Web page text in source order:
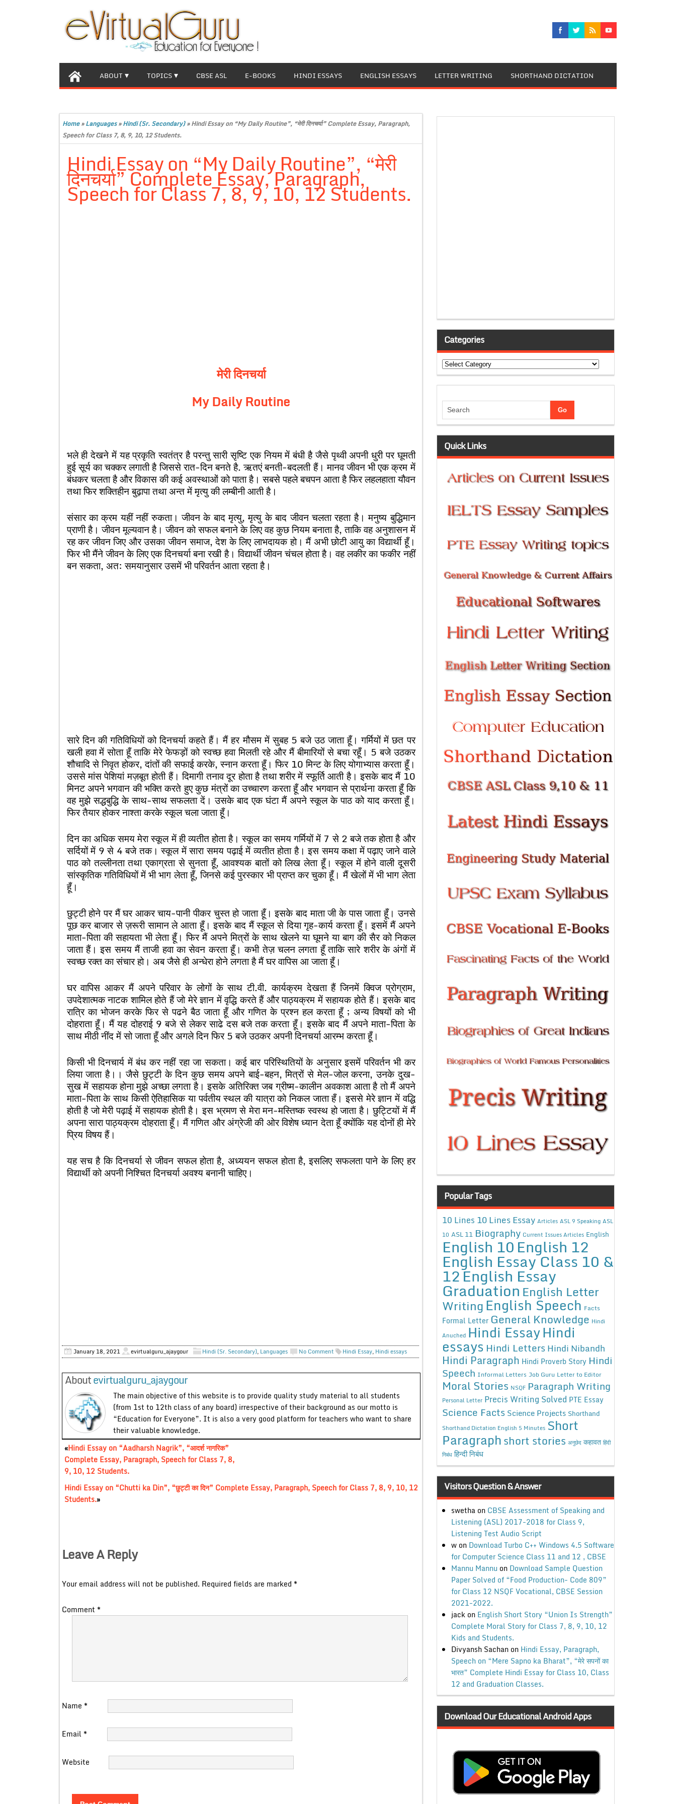
ABOUT TOPICS CBSE ASL E-BOOKS HINDI ESSAYS ENGLISH ESSAYS LETTER WRITING SHORTHAND DICTATION
Home»Languages»Hindi (Sr. Secondary)»Hindi Essay on “My Daily Routine”, “मेरी दिनचर्या” Complete Essay, Paragraph,
Speech for Class 7, 8, 9, 10, 12 Students.
Hindi Essay on “My Daily Routine”, “मेरी
दिनचर्या” Complete Essay, Paragraph,
Speech for Class 7, 8, 9, 10, 12 Students.
मेरीदिनचर्या
My Daily Routine
भले ही देखने में यह प्रकृति स्वतंत्र है परन्तु सारी सृष्टि एक नियम में बंधी है जैसे पृथ्वी अपनी धुरी पर घूमती
हुई सूर्य का चक्कर लगाती है जिससे रात-दिन बनते है. ऋतएं बनती-बदलती हैं। मानव जीवन भी एक क्रम में
बंधकर चलता है और विकास की कई अवस्थाओं को पाता है। सबसे पहले बचपन आता है फिर लहलहाता यौवन
तथा फिर शक्तिहीन बुढ़ापा तथा अन्त में मृत्यु की लम्बीनी आती है।
संसार का क्रम यहीं नहीं रुकता। जीवन के बाद मृत्यु, मृत्यु के बाद जीवन चलता रहता है। मनुष्य बुद्धिमान
प्राणी है। जीवन मूल्यवान है। जीवन को सफल बनाने के लिए वह कुछ नियम बनाता है, ताकि वह अनुशासन में
रह कर जीवन जिए और उसका जीवन समाज, देश के लिए लाभदायक हो। मैं अभी छोटी आयु का विद्यार्थी हूँ।
फिर भी मैंने जीवन के लिए एक दिनचर्या बना रखी है। विद्यार्थी जीवन चंचल होता है। वह लकीर का फकीर नहीं
बन सकता, अत: समयानुसार उसमें भी परिवर्तन आता रहता है।
सारे दिन की गतिविधियों को दिनचर्या कहते हैं। मैं हर मौसम में सुबह 5 बजे उठ जाता हूँ। गर्मियों में छत पर
खली हवा में सोता हूँ ताकि मेरे फेफड़ों को स्वच्छ हवा मिलती रहे और मैं बीमारियों से बचा रहूँ। 5 बजे उठकर
शौचादि से निवृत होकर, दांतों की सफाई करके, स्नान करता हूँ। फिर 10 मिन्ट के लिए योगाभ्यास करता हूँ।
उससे मांस पेशियां मज़बूत होती हैं। दिमागी तनाव दूर होता है तथा शरीर में स्फूर्ति आती है। इसके बाद मैं 10
मिनट अपने भगवान की भक्ति करते हुए कुछ मंत्रों का उच्चारण करता हूँ और भगवान से प्रार्थना करता हूँ कि
वह मुझे सद्धबुद्धि के साथ-साथ सफलता दें। उसके बाद एक घंटा मैं अपने स्कूल के पाठ को याद करता हूँ।
फिर तैयार होकर नाश्ता करके स्कूल चला जाता हूँ।
दिन का अधिक समय मेरा स्कूल में ही व्यतीत होता है। स्कूल का समय गर्मियों में 7 से 2 बजे तक होता है और
सर्दियों में 9 से 4 बजे तक। स्कूल में सारा समय पढ़ाई में व्यतीत होता है। इस समय कक्षा में पढ़ाए जाने वाले
पाठ को तल्लीनता तथा एकाग्रता से सुनता हूँ, आवश्यक बातों को लिख लेता हूँ। स्कूल में होने वाली दूसरी
सांस्कृतिक गतिविधियों में भी भाग लेता हूँ, जिनसे कई पुरस्कार भी प्राप्त कर चुका हूँ। मैं खेलों में भी भाग लेता
हूँ।
छुट्टी होने पर मैं घर आकर चाय-पानी पीकर चुस्त हो जाता हूँ। इसके बाद माता जी के पास जाता हूँ। उनसे
पूछ कर बाजार से ज़रूरी सामान ले आता हूँ। इसके बाद मैं स्कूल से दिया गृह-कार्य करता हूँ। इसमें मैं अपने
माता-पिता की सहायता भी लेता हूँ। फिर मैं अपने मित्रों के साथ खेलने या घूमने या बाग की सैर को निकल
जाता हैं। इस समय मैं ताजी हवा का सेवन करता हूँ। कभी तेज़ चलन लगता हूँ ताकि सारे शरीर के अंगों में
स्वच्छ रक्त का संचार हो। अब जैसे ही अन्धेरा होने लगता है मैं घर वापिस आ जाता हूँ।
घर वापिस आकर मैं अपने परिवार के लोगों के साथ टी.वी. कार्यक्रम देखता हैं जिनमें क्विज प्रोग्राम,
उपदेशात्मक नाटक शामिल होते हैं जो मेरे ज्ञान में वृद्धि करते हैं और पाठ्यक्रम में सहायक होते हैं। इसके बाद
रात्रि का भोजन करके फिर से पढने बैठ जाता हूँ और गणित के प्रश्न हल करता हूँ ; अन्य विषयों को भी
दोहराता हूँ। मैं यह दोहराई 9 बजे से लेकर साढे दस बजे तक करता हूँ। इसके बाद मैं अपने माता-पिता के
साथ मीठी नींद में सो जाता हूँ और अगले दिन फिर 5 बजे उठकर अपनी दिनचर्या आरम्भ करता हूँ।
किसी भी दिनचार्य में बंध कर नहीं रहा जा सकता। कई बार परिस्थितियों के अनुसार इसमें परिवर्तन भी कर
लिया जाता है।। जैसे छुट्टी के दिन कुछ समय अपने बाई-बहन, मित्रों से मेल-जोल करना, उनके दुख-
सुख में सहायक होना मुझे अच्छा लगता है। इसके अतिरिक्त जब ग्रीष्म-कालीन अवकाश आता है तो मैं अपने
माता-पिता के साथ किसी ऐतिहासिक या पर्वतीय स्थल की यात्रा को निकल जाता हँ। इससे मेरे ज्ञान में वद्धि
होती है जो मेरी पढ़ाई में सहायक होती है। इस भ्रमण से मेरा मन-मस्तिष्क स्वस्थ हो जाता है। छुट्टियों में मैं
अपना सारा पाठ्यक्रम दोहराता हूँ। मैं गणित और अंग्रेजी की ओर विशेष ध्यान देता हूँ क्योंकि यह दोनों ही मेरे
प्रिय विषय हैं।
यह सच है कि दिनचर्या से जीवन सफल होता है, अध्ययन सफल होता है, इसलिए सफलता पाने के लिए हर
विद्यार्थी को अपनी निश्चित दिनचर्या अवश्य बनानी चाहिए।
January 18, 2021 evirtualguru_ajaygour Hindi (Sr. Secondary), Languages No Comment Hindi Essay, Hindi essays
Aboutevirtualguru_ajaygour
The main objective of this website is to provide quality study material to all students
(from 1st to 12th class of any board) irrespective of their background as our motto is
“Education for Everyone”. It is also a very good platform for teachers who want to share
their valuable knowledge.
«Hindi Essay on “Aadharsh Nagrik”, “आदर्श नागरिक”
Complete Essay, Paragraph, Speech for Class 7, 8,
9, 10, 12 Students.
Hindi Essay on “Chutti ka Din”, “छुट्टी का दिन” Complete Essay, Paragraph, Speech for Class 7, 8, 9, 10, 12
Students.»
Leave A Reply
Your email address will not be published. Required fields are marked *
Comment *
Name *
Email *
Website
Categories
Categories
Quick Links
Popular Tags
10 Lines 10 Lines Essay Articles ASL 9 Speaking ASL
10 ASL 11 Biography Current Issues Articles English
English 10English 12
English Essay Class 10 &
12English Essay
Graduation English Letter
WritingEnglish Speech Facts
Formal Letter General Knowledge Hindi
Anuched Hindi EssayHindi
essays Hindi Letters Hindi Nibandh
Hindi Paragraph Hindi Proverb Story Hindi
Speech Informal Letters Job Guru Letter to Editor
Moral Stories NSQF Paragraph Writing
Personal Letter Precis Writing Solved PTE Essay
Science Facts Science Projects Shorthand
Shorthand Dictation English 5 Minutes Short
Paragraphshort stories अनुछेद कहावत हिंदी
निबंध हिन्दी निबंध
Visitors Question & Answer
swethaon CBSE Assessment of Speaking and
Listening (ASL) 2017-2018 for Class 9,
Listening Test Audio Script
won Download Turbo C++ Windows 4.5 Software
for Computer Science Class 11 and 12 , CBSE
Mannu Mannu on Download Sample Question
Paper Solved of “Food Production- Code 809”
for Class 12 NSQF Vocational, CBSE Session
2021-2022.
jackon English Short Story “Union Is Strength”
Complete Moral Story for Class 7, 8, 9, 10, 12
Kids and Students.
Divyansh Sachanon Hindi Essay, Paragraph,
Speech on “Mere Sapno ka Bharat”, “मेरे सपनों का
भारत” Complete Hindi Essay for Class 10, Class
12 and Graduation Classes.
Download Our Educational Android Apps